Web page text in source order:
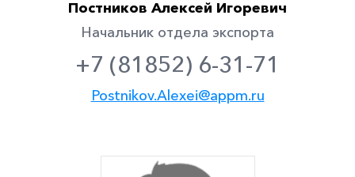
Постников Алексей Игоревич
Начальник отдела экспорта
+7 (81852) 6-31-71
Postnikov.Alexei@appm.ru